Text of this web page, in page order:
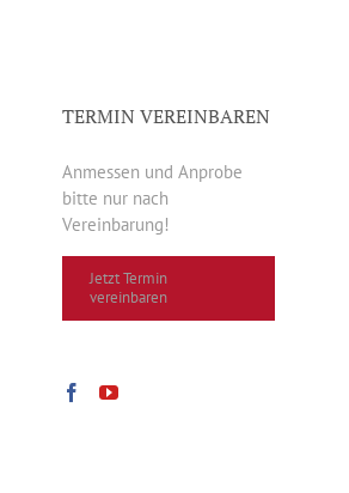
TERMIN VEREINBAREN
Anmessen und Anprobe
bitte nur nach
Vereinbarung!
Jetzt Termin
vereinbaren